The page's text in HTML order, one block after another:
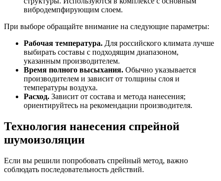
вибродемпфирующим слоем.
При выборе обращайте внимание на следующие параметры:
Рабочая температура. Для российского климата лучше
выбирать составы с подходящим диапазоном,
указанным производителем.
Время полного высыхания. Обычно указывается
производителем и зависит от толщины слоя и
температуры воздуха.
Расход. Зависит от состава и метода нанесения;
ориентируйтесь на рекомендации производителя.
Технология нанесения спрейной
шумоизоляции
Если вы решили попробовать спрейный метод, важно
соблюдать последовательность действий.